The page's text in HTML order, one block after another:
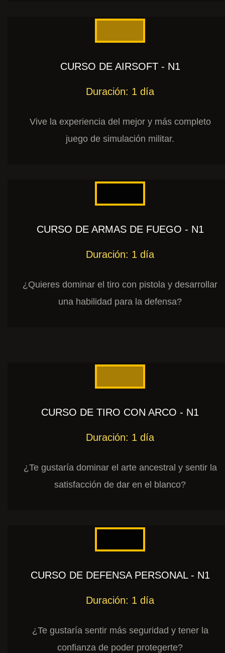
CURSO DE AIRSOFT - N1
Duración: 1 día
Vive la experiencia del mejor y más completo
juego de simulación militar.
CURSO DE ARMAS DE FUEGO - N1
Duración: 1 día
¿Quieres dominar el tiro con pistola y desarrollar
una habilidad para la defensa?
CURSO DE TIRO CON ARCO - N1
Duración: 1 día
¿Te gustaría dominar el arte ancestral y sentir la
satisfacción de dar en el blanco?
CURSO DE DEFENSA PERSONAL - N1
Duración: 1 día
¿Te gustaría sentir más seguridad y tener la
confianza de poder protegerte?